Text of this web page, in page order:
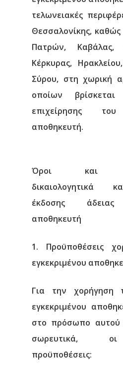
τελωνειακές
Θεσσαλονίκης,
Πατρών, Καβάλας,
Κέρκυρας,
Σύρου, στη χωρική
οποίων
επιχείρησης του
αποθηκευτή.
Όροι και
δικαιολογητικά
έκδοσης άδειας
αποθηκευτή
1. Προϋποθέσεις
εγκεκριμένου
Για την χορήγηση
εγκεκριμένου
στο πρόσωπο αυτού
σωρευτικά,
προϋποθέσεις: